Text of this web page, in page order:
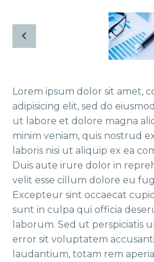
Lorem ipsum dolor sit amet,
adipisicing elit, sed do
ut labore et dolore magna
minim veniam, quis nostrud
laboris nisi ut aliquip ex ea
Duis aute irure dolor in
velit esse cillum dolore eu
Excepteur sint occaecat
sunt in culpa qui officia
laborum. Sed ut perspiciatis
error sit voluptatem
laudantium, totam rem